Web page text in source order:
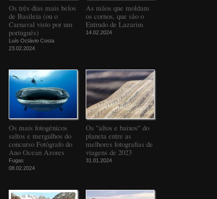
Os três dias mais belos
de Basileia (ou o
Carnaval visto por um
português)
Luís Octávio Costa
23.02.2024
As mãos que moldam
os cornos, que são o
Entrudo de Lazarim
14.02.2024
Os mais fotogénicos
saltos e mergulhos do
concurso Fotógrafo do
Ano Ocean Azores
Fugas
08.02.2024
Os "altos e baixos" do
planeta entre as
melhores fotografias de
viagens de 2023
31.01.2024